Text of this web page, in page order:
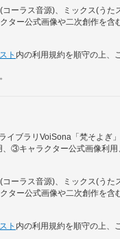
ーラス音源)、ミックス(う
ター公式画像や二次創作を
ト 内の利用規約を順守の上、
ブラリVoiSona「梵そよぎ
③キャラクター公式画像利
ーラス音源)、ミックス(う
ター公式画像や二次創作を
ト 内の利用規約を順守の上、